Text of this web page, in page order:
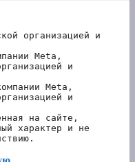
организацией и
Meta,
и
Meta,
и
на сайте,
характер и не